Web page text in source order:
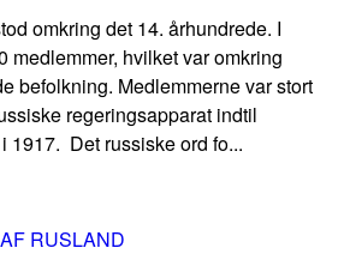
omkring det 14. århundrede. I
medlemmer, hvilket var omkring
befolkning. Medlemmerne var stort
regeringsapparat indtil
1917. Det russiske ord fo...
RUSLAND